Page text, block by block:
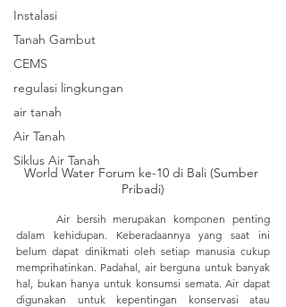
Instalasi
Tanah Gambut
CEMS
regulasi lingkungan
air tanah
Air Tanah
Siklus Air Tanah
World Water Forum ke-10 di Bali (Sumber
Pribadi)
dalam kehidupan. Keberadaannya yang saat ini
belum dapat dinikmati oleh setiap manusia cukup
memprihatinkan. Padahal, air berguna untuk banyak
hal, bukan hanya untuk konsumsi semata. Air dapat
digunakan untuk kepentingan konservasi atau